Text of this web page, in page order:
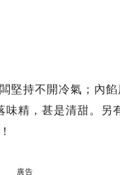
堅持不開冷氣；內
精，甚是清甜。另
廣告